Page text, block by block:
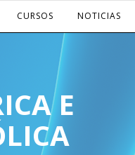
CURSOS NOTICIAS
E